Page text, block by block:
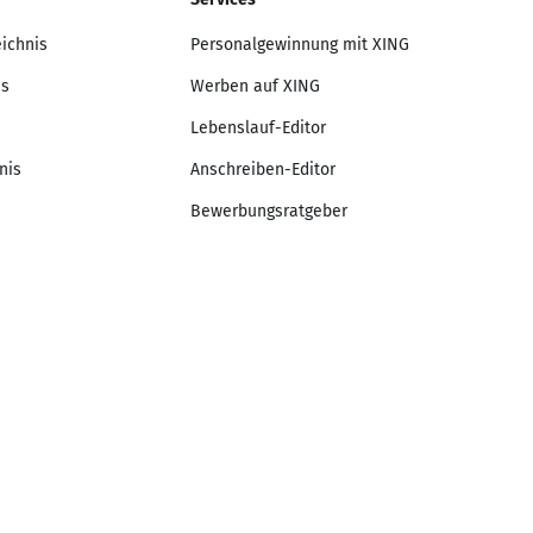
Personalgewinnung mit XING
Werben auf XING
Lebenslauf-Editor
Anschreiben-Editor
Bewerbungsratgeber